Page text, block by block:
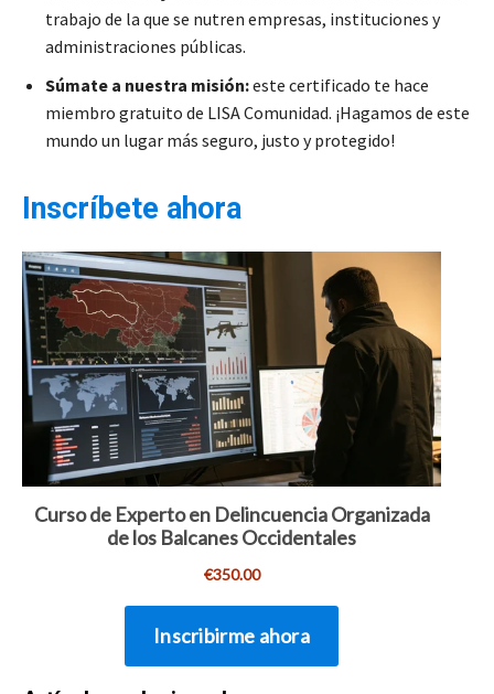
trabajo de la que se nutren empresas, instituciones y
administraciones públicas.
Súmate a nuestra misión:este certificado te hace
miembro gratuito de LISA Comunidad. ¡Hagamos de este
mundo un lugar más seguro, justo y protegido!
Inscríbete ahora